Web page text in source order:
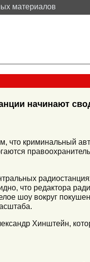
материалов
начинают
что криминальный
что редактора
шоу вокруг
Хинштейн,